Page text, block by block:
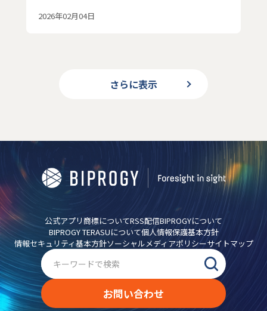
2026年02月04日
さらに表示
公式アプリ 商標についてRSS配信BIPROGYについて
BIPROGY TERASUについて個人情報保護基本方針
情報セキュリティ基本方針ソーシャルメディアポリシーサイトマップ
お問い合わせ